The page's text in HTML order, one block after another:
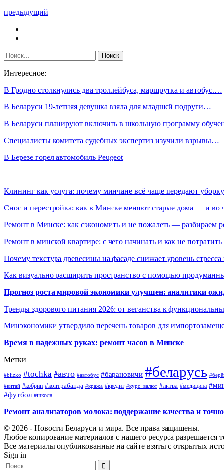
предыдущий
Интересное:
В Гродно столкнулись два троллейбуса, маршрутка и автобус.…
В Беларуси 19-летняя девушка взяла для младшей подруги…
В Беларуси планируют включить в школьную программу
Специалисты комитета судебных экспертиз изучили взрывы…
В Березе горел автомобиль Peugeot
Клининг как услуга: почему минчане всё чаще передают
Снос и перестройка: как в Минске меняют старые дома — и во
Ремонт в Минске: как сэкономить и не пожалеть — разбираем
Ремонт в минской квартире: с чего начинать и как не
Почему текстура древесины на фасаде снижает уровень стресса
Как визуально расширить пространство с помощью
Прогноз роста мировой экономики улучшен: аналитики
Тренды здорового питания 2026: от веганства к
Минэкономики утвердило перечень товаров для
Время в надежных руках: ремонт часов в Минске
Метки
#blizko #tochka #авто #автобус #барановичи #беларусь
#китай #кобрин #контрабанда #кража #кредит #курс_валют #литва #медицина
#футбол #школа
Ремонт анализаторов молока: поддержание качества и
© 2026 - Новости Беларуси и мира. Все права защищены.
Любое копирование материалов с нашего ресурса разрешается
Все материалы опубликованные на сайте взяты с открытых
Sign in